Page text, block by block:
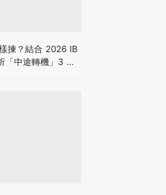
揀？結合 2026 IB
「中途轉機」3 大